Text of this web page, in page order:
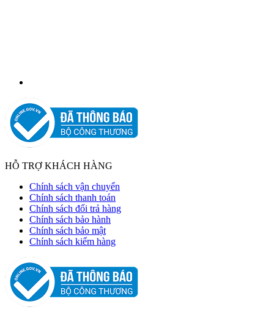
HỖ TRỢ KHÁCH HÀNG
Chính sách vận chuyển
Chính sách thanh toán
Chính sách đổi trả hàng
Chính sách bảo hành
Chính sách bảo mật
Chính sách kiểm hàng